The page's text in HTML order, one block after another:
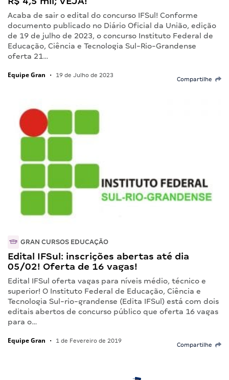
Acaba de sair o edital do concurso IFSul! Conforme
documento publicado no Diário Oficial da União, edição
de 19 de julho de 2023, o concurso Instituto Federal de
Educação, Ciência e Tecnologia Sul-Rio-Grandense
oferta 21…
Equipe Gran • 19 de Julho de 2023
Compartilhe
GRAN CURSOS EDUCAÇÃO
Edital IFSul: inscrições abertas até dia
05/02! Oferta de 16 vagas!
Edital IFSul oferta vagas para níveis médio, técnico e
superior! O Instituto Federal de Educação, Ciência e
Tecnologia Sul-rio-grandense (Edita IFSul) está com dois
editais abertos de concurso público que oferta 16 vagas
para o…
Equipe Gran • 1 de Fevereiro de 2019
Compartilhe